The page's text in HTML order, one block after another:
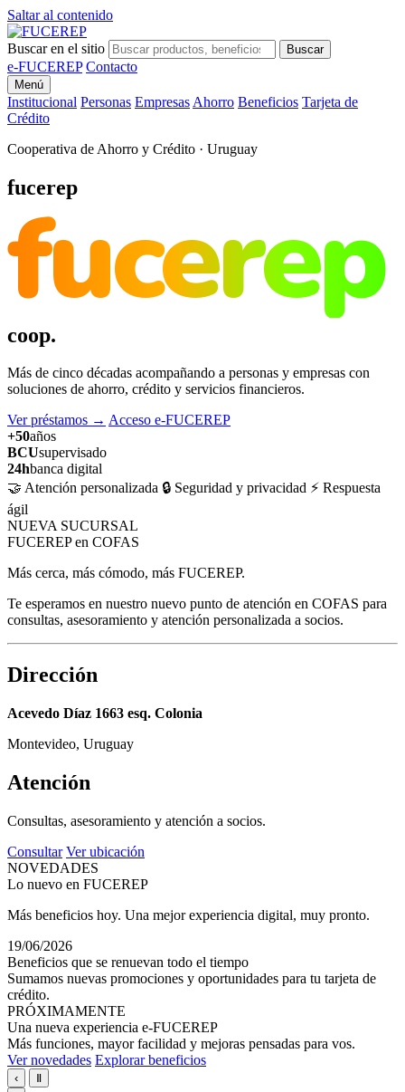
Saltar al contenido
Buscar en el sitio Buscar
e-FUCEREP Contacto
Menú
Institucional Personas Empresas Ahorro Beneficios Tarjeta de
Crédito
Cooperativa de Ahorro y Crédito · Uruguay
fucerep
fucerep
coop.
Más de cinco décadas acompañando a personas y empresas con
soluciones de ahorro, crédito y servicios financieros.
Ver préstamos → Acceso e-FUCEREP
+50años
BCUsupervisado
24hbanca digital
🤝 Atención personalizada 🔒 Seguridad y privacidad ⚡ Respuesta
ágil
NUEVA SUCURSAL
FUCEREP en COFAS
Más cerca, más cómodo, más FUCEREP.
Te esperamos en nuestro nuevo punto de atención en COFAS para
consultas, asesoramiento y atención personalizada a socios.
Dirección
Acevedo Díaz 1663 esq. Colonia
Montevideo, Uruguay
Atención
Consultas, asesoramiento y atención a socios.
Consultar Ver ubicación
NOVEDADES
Lo nuevo en FUCEREP
Más beneficios hoy. Una mejor experiencia digital, muy pronto.
19/06/2026
Beneficios que se renuevan todo el tiempo
Sumamos nuevas promociones y oportunidades para tu tarjeta de
crédito.
PRÓXIMAMENTE
Una nueva experiencia e-FUCEREP
Más funciones, mayor facilidad y mejoras pensadas para vos.
Ver novedades Explorar beneficios
‹
Ⅱ